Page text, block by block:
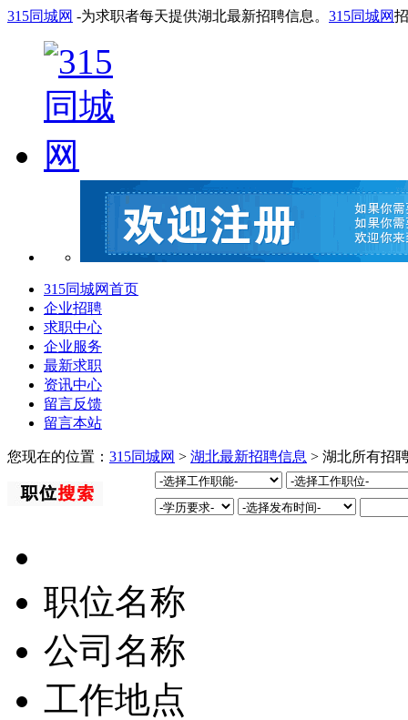
315同城网 -为求职者每天提供湖北最新招聘信息。 315同城网
315同城网首页
企业招聘
求职中心
企业服务
最新求职
资讯中心
留言反馈
留言本站
您现在的位置： 315同城网 > 湖北最新招聘信息 > 湖北所有招
职位名称
公司名称
工作地点